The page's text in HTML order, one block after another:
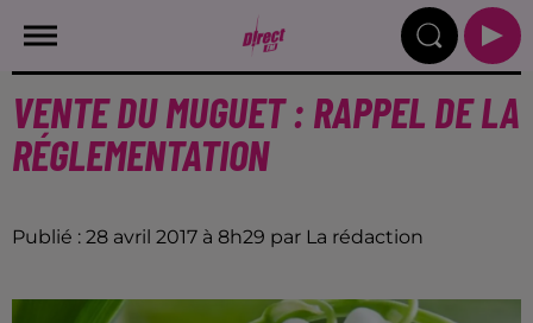
VENTE DU MUGUET : RAPPEL DE LA
RÉGLEMENTATION
Publié : 28 avril 2017 à 8h29 par La rédaction